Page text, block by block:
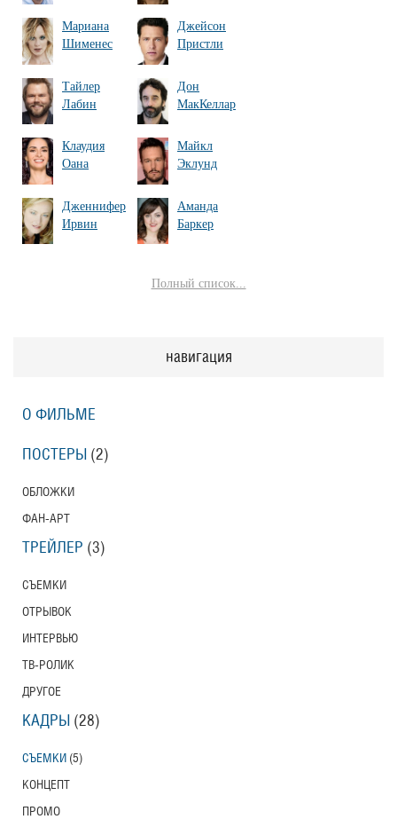
Мариана
Шименес
Джейсон
Пристли
Тайлер
Лабин
Дон
МакКеллар
Клаудия
Оана
Майкл
Эклунд
Дженнифер
Ирвин
Аманда
Баркер
Полный список...
навигация
О ФИЛЬМЕ
ПОСТЕРЫ (2)
ОБЛОЖКИ
ФАН-АРТ
ТРЕЙЛЕР (3)
СЪЕМКИ
ОТРЫВОК
ИНТЕРВЬЮ
ТВ-РОЛИК
ДРУГОЕ
КАДРЫ (28)
СЪЕМКИ (5)
КОНЦЕПТ
ПРОМО